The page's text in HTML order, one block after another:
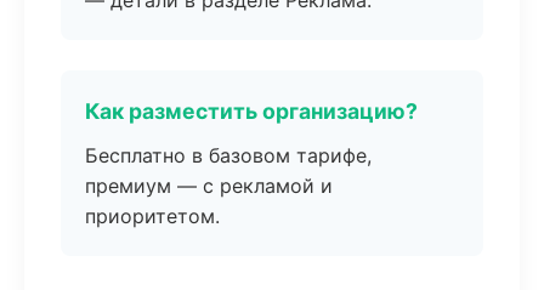
Как разместить организацию?
Бесплатно в базовом тарифе,
премиум — с рекламой и
приоритетом.